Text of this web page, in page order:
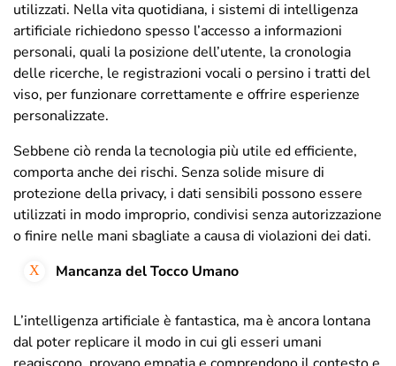
utilizzati. Nella vita quotidiana, i sistemi di intelligenza
artificiale richiedono spesso l’accesso a informazioni
personali, quali la posizione dell’utente, la cronologia
delle ricerche, le registrazioni vocali o persino i tratti del
viso, per funzionare correttamente e offrire esperienze
personalizzate.
Sebbene ciò renda la tecnologia più utile ed efficiente,
comporta anche dei rischi. Senza solide misure di
protezione della privacy, i dati sensibili possono essere
utilizzati in modo improprio, condivisi senza autorizzazione
o finire nelle mani sbagliate a causa di violazioni dei dati.
Mancanza del Tocco Umano
L’intelligenza artificiale è fantastica, ma è ancora lontana
dal poter replicare il modo in cui gli esseri umani